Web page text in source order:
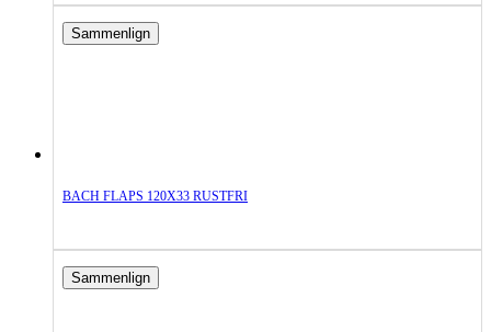
Sammenlign
BACH FLAPS 120X33 RUSTFRI
Sammenlign